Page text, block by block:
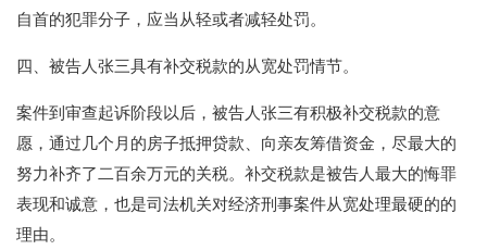
自首的犯罪分子，应当从轻或者减轻处罚。
四、被告人张三具有补交税款的从宽处罚情节。
案件到审查起诉阶段以后，被告人张三有积极补交税款的意
愿，通过几个月的房子抵押贷款、向亲友筹借资金，尽最大的
努力补齐了二百余万元的关税。补交税款是被告人最大的悔罪
表现和诚意，也是司法机关对经济刑事案件从宽处理最硬的的
理由。